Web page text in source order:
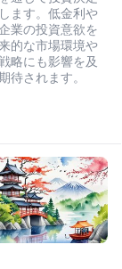
ます。低金利や
業の投資意欲を
的な市場環境や
略にも影響を及
待されます。